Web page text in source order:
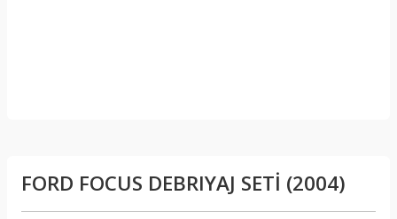
FORD FOCUS DEBRIYAJ SETİ (2004)